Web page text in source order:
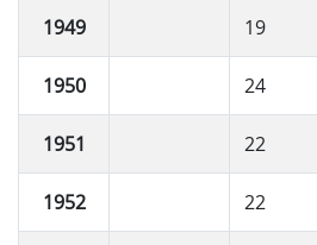
1949 19
1950 24
1951 22
1952 22